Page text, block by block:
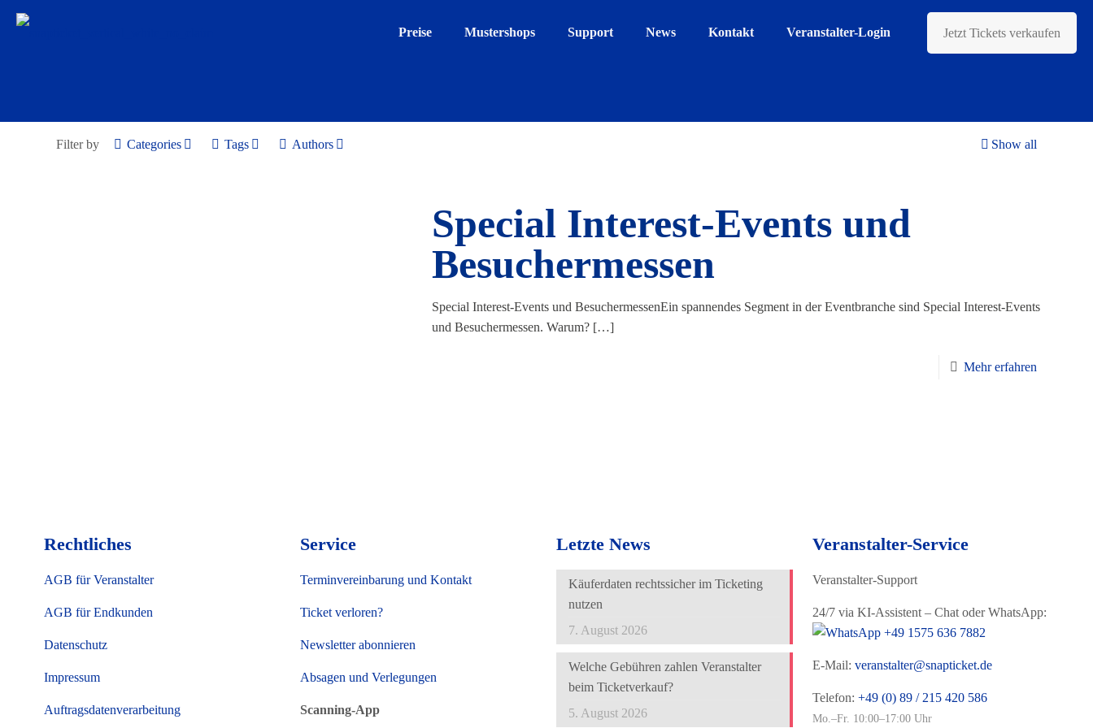
Preise Mustershops Support News Kontakt Veranstalter-Login Jetzt Tickets verkaufen
Filter by Categories Tags Authors Show all
Special Interest-Events und
Besuchermessen
Special Interest-Events und BesuchermessenEin spannendes Segment in der Eventbranche sind Special Interest-Events
und Besuchermessen. Warum? […]
Mehr erfahren
Rechtliches
AGB für Veranstalter
AGB für Endkunden
Datenschutz
Impressum
Auftragsdatenverarbeitung
Service
Terminvereinbarung und Kontakt
Ticket verloren?
Newsletter abonnieren
Absagen und Verlegungen
Scanning-App
Letzte News
Käuferdaten rechtssicher im Ticketing
nutzen
7. August 2026
Welche Gebühren zahlen Veranstalter
beim Ticketverkauf?
5. August 2026
Veranstalter-Service
Veranstalter-Support
24/7 via KI-Assistent – Chat oder WhatsApp:
+49 1575 636 7882
E-Mail: veranstalter@snapticket.de
Telefon: +49 (0) 89 / 215 420 586
Mo.–Fr. 10:00–17:00 Uhr